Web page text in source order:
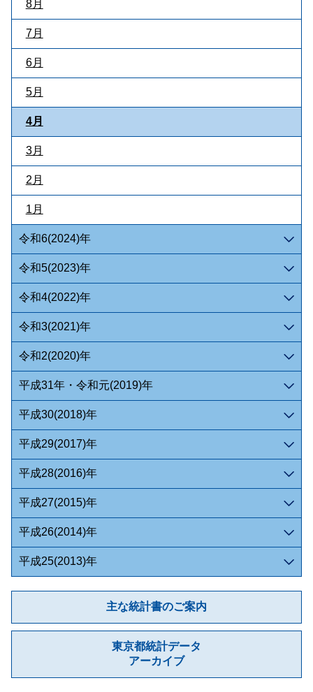
8月
7月
6月
5月
4月
3月
2月
1月
令和6(2024)年
令和5(2023)年
令和4(2022)年
令和3(2021)年
令和2(2020)年
平成31年・令和元(2019)年
平成30(2018)年
平成29(2017)年
平成28(2016)年
平成27(2015)年
平成26(2014)年
平成25(2013)年
主な統計書のご案内
東京都統計データ
アーカイブ